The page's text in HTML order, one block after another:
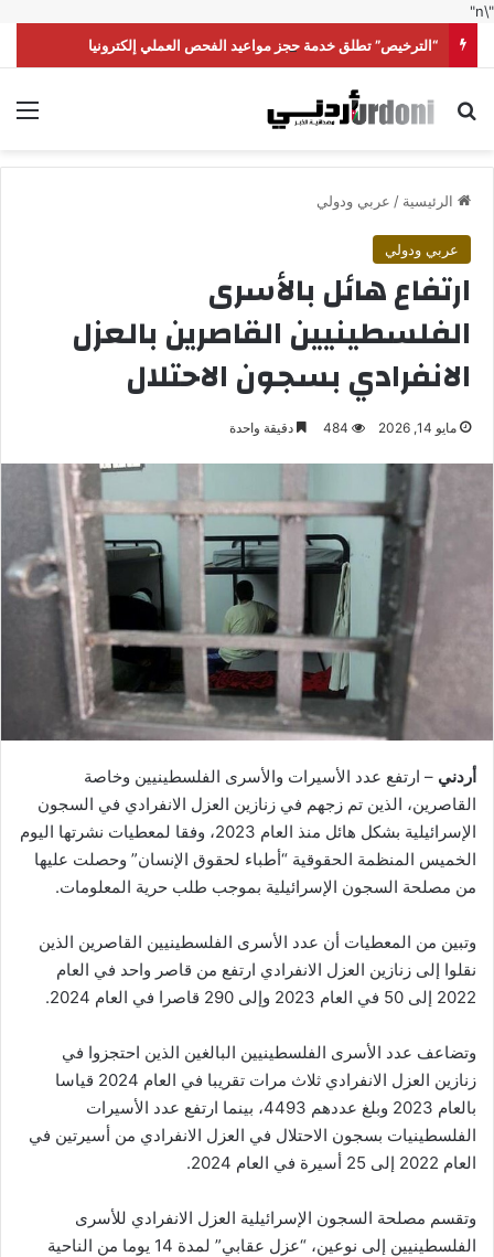
"\n"
“الترخيص” تطلق خدمة حجز مواعيد الفحص العملي إلكترونيا
بحث عن
الرئيسية / عربي ودولي
عربي ودولي
ارتفاع هائل بالأسرى
الفلسطينيين القاصرين بالعزل
الانفرادي بسجون الاحتلال
مايو 14, 2026 484 دقيقة واحدة
أردني – ارتفع عدد الأسيرات والأسرى الفلسطينيين وخاصة
القاصرين، الذين تم زجهم في زنازين العزل الانفرادي في السجون
الإسرائيلية بشكل هائل منذ العام 2023، وفقا لمعطيات نشرتها اليوم
الخميس المنظمة الحقوقية “أطباء لحقوق الإنسان” وحصلت عليها
من مصلحة السجون الإسرائيلية بموجب طلب حرية المعلومات.
وتبين من المعطيات أن عدد الأسرى الفلسطينيين القاصرين الذين
نقلوا إلى زنازين العزل الانفرادي ارتفع من قاصر واحد في العام
2022 إلى 50 في العام 2023 وإلى 290 قاصرا في العام 2024.
وتضاعف عدد الأسرى الفلسطينيين البالغين الذين احتجزوا في
زنازين العزل الانفرادي ثلاث مرات تقريبا في العام 2024 قياسا
بالعام 2023 وبلغ عددهم 4493، بينما ارتفع عدد الأسيرات
الفلسطينيات بسجون الاحتلال في العزل الانفرادي من أسيرتين في
العام 2022 إلى 25 أسيرة في العام 2024.
وتقسم مصلحة السجون الإسرائيلية العزل الانفرادي للأسرى
الفلسطينيين إلى نوعين، “عزل عقابي” لمدة 14 يوما من الناحية